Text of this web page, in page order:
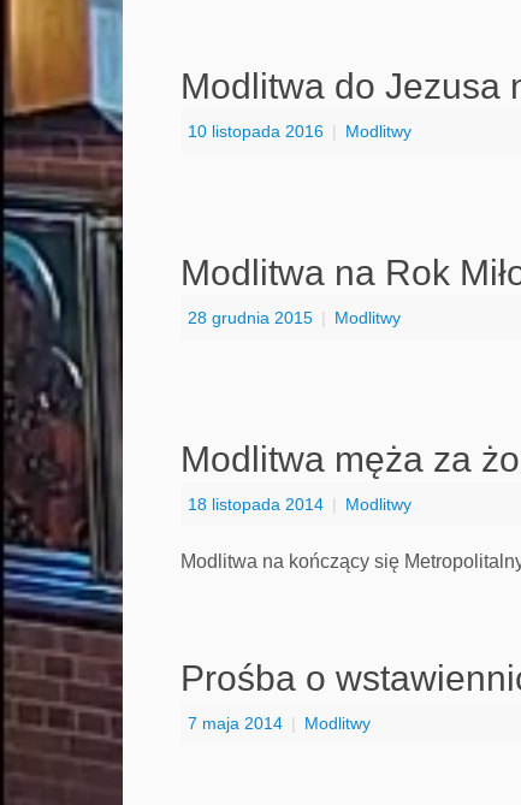
Modlitwa do Jezusa
10 listopada 2016 | Modlitwy
Modlitwa na Rok
28 grudnia 2015 | Modlitwy
Modlitwa męża za
18 listopada 2014 | Modlitwy
Modlitwa na kończący się
Prośba o
7 maja 2014 | Modlitwy